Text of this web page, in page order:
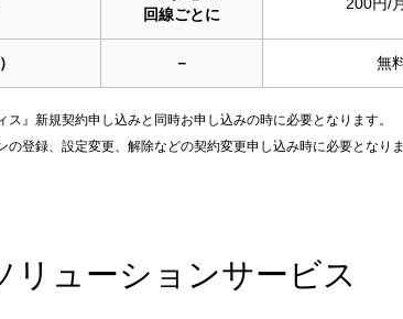
回線ごとに
－ 無
』新規契約申し込みと同時お申し込みの時に必要となります。
の登録、設定変更、解除などの契約変更申し込み時に必要となり
リューションサービス